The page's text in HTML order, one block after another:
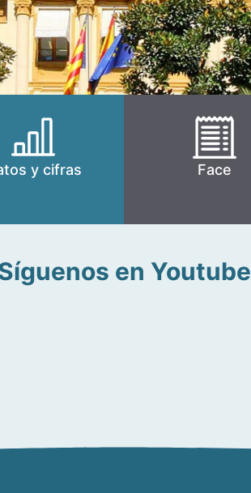
y cifras Face
en Youtube